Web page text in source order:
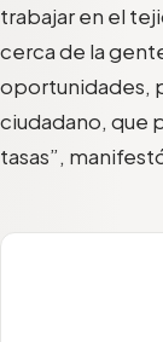
trabajar en el
cerca de la
oportunidades,
ciudadano, que
tasas”,